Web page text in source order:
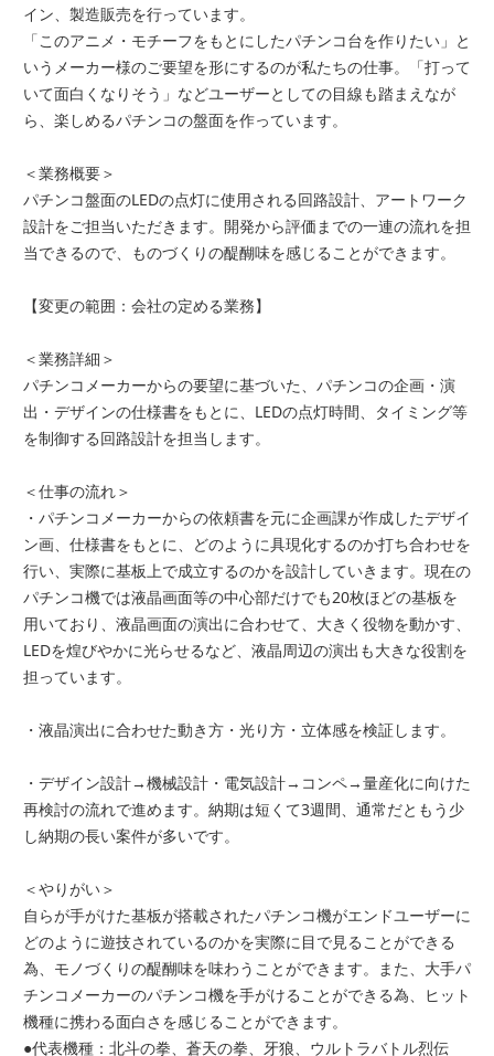
イン、製造販売を行っています。
「このアニメ・モチーフをもとにしたパチンコ台を作りたい」と
いうメーカー様のご要望を形にするのが私たちの仕事。「打って
いて面白くなりそう」などユーザーとしての目線も踏まえなが
ら、楽しめるパチンコの盤面を作っています。
＜業務概要＞
パチンコ盤面のLEDの点灯に使用される回路設計、アートワーク
設計をご担当いただきます。開発から評価までの一連の流れを担
当できるので、ものづくりの醍醐味を感じることができます。
【変更の範囲：会社の定める業務】
＜業務詳細＞
パチンコメーカーからの要望に基づいた、パチンコの企画・演
出・デザインの仕様書をもとに、LEDの点灯時間、タイミング等
を制御する回路設計を担当します。
＜仕事の流れ＞
・パチンコメーカーからの依頼書を元に企画課が作成したデザイ
ン画、仕様書をもとに、どのように具現化するのか打ち合わせを
行い、実際に基板上で成立するのかを設計していきます。現在の
パチンコ機では液晶画面等の中心部だけでも20枚ほどの基板を
用いており、液晶画面の演出に合わせて、大きく役物を動かす、
LEDを煌びやかに光らせるなど、液晶周辺の演出も大きな役割を
担っています。
・液晶演出に合わせた動き方・光り方・立体感を検証します。
・デザイン設計→機械設計・電気設計→コンペ→量産化に向けた
再検討の流れで進めます。納期は短くて3週間、通常だともう少
し納期の長い案件が多いです。
＜やりがい＞
自らが手がけた基板が搭載されたパチンコ機がエンドユーザーに
どのように遊技されているのかを実際に目で見ることができる
為、モノづくりの醍醐味を味わうことができます。また、大手パ
チンコメーカーのパチンコ機を手がけることができる為、ヒット
機種に携わる面白さを感じることができます。
●代表機種：北斗の拳、蒼天の拳、牙狼、ウルトラバトル烈伝